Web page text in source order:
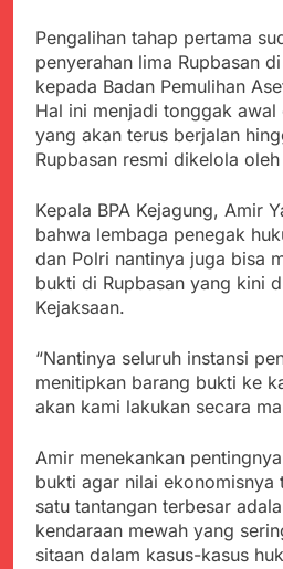
Juli
Juli
SMA
Pengalihan tahap pertama
penyerahan lima Rupbasan
kepada Badan Pemulihan
Hal ini menjadi tonggak
yang akan terus berjalan
Rupbasan resmi dikelola
Kepala BPA Kejagung, Amir
bahwa lembaga penegak
dan Polri nantinya juga bisa
bukti di Rupbasan yang kini
Kejaksaan.
“Nantinya seluruh instansi
menitipkan barang bukti ke
akan kami lakukan secara
Amir menekankan
bukti agar nilai ekonomisnya
satu tantangan terbesar
kendaraan mewah yang
sitaan dalam kasus-kasus